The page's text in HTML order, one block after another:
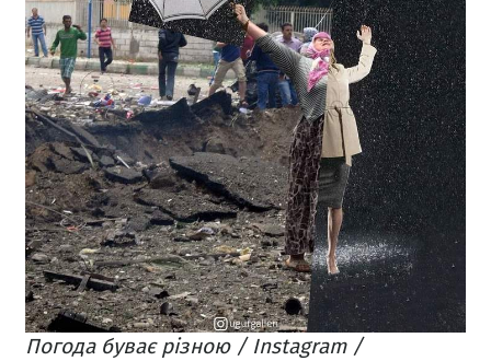
Погода буває різною / Instagram /